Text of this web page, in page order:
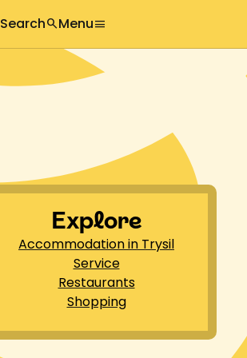
SearchsearchMenumenu
Explore
Accommodation in Trysil
Service
Restaurants
Shopping